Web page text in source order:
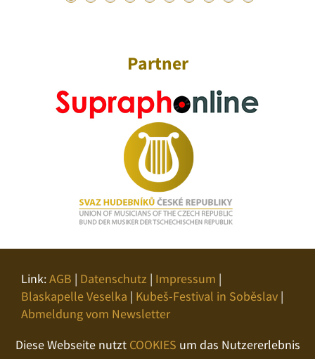
Partner
Link:AGB | Datenschutz | Impressum |
Blaskapelle Veselka | Kubeš-Festival in Soběslav |
Abmeldung vom Newsletter
Diese Webseite nutzt COOKIES um das Nutzererlebnis